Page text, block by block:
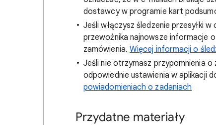
dostawcy w programie kart
Jeśli włączysz śledzenie przesyłki
przewoźnika najnowsze informacje
zamówienia. Więcej informacji o
Jeśli nie otrzymasz przypomnienia
odpowiednie ustawienia w aplikacji
powiadomieniach o zadaniach
Przydatne materiały